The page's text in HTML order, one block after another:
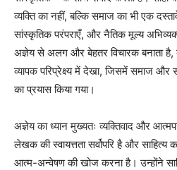
व्यक्ति का नहीं, बल्कि समाज का भी एक
सांस्कृतिक परंपराएँ, और नैतिक मूल्य
अज्ञेय से अलग और बेहतर विचारक बनाता है,
व्यापक परिप्रेक्ष्य में देखा, जिसमें समाज
का प्रयास किया गया।
अज्ञेय का ध्यान मुख्यतः व्यक्तिवाद और
लेखक की स्वायत्तता सर्वोपरि है और साहित्य
आत्म-अन्वेषण की खोज करना है। उन्होंने